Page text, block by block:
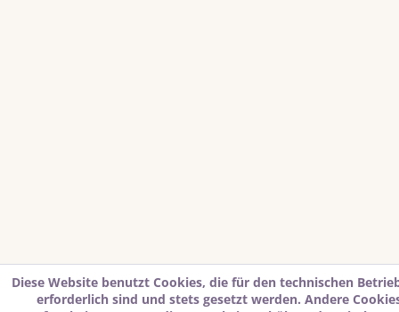
Diese Website benutzt Cookies, die für den technischen
erforderlich sind und stets gesetzt werden. Andere